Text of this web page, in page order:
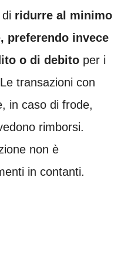
ridurre al minimo
preferendo invece
o di debito per i
transazioni con
in caso di frode,
rimborsi.
non è
in contanti.